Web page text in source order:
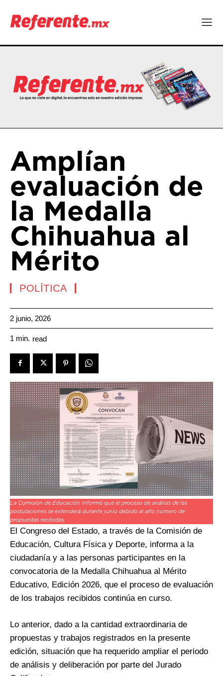
Amplían
evaluación de
la Medalla
Chihuahua al
Mérito
POLÍTICA
2 junio, 2026
1 min. read
La Comisión de Educación informó que el proceso de análisis de las
postulaciones se extenderá durante junio debido al alto número de
propuestas recibidas.
El Congreso del Estado, a través de la Comisión de
Educación, Cultura Física y Deporte, informa a la
ciudadanía y a las personas participantes en la
convocatoria de la Medalla Chihuahua al Mérito
Educativo, Edición 2026, que el proceso de evaluación
de los trabajos recibidos continúa en curso.
Lo anterior, dado a la cantidad extraordinaria de
propuestas y trabajos registrados en la presente
edición, situación que ha requerido ampliar el periodo
de análisis y deliberación por parte del Jurado